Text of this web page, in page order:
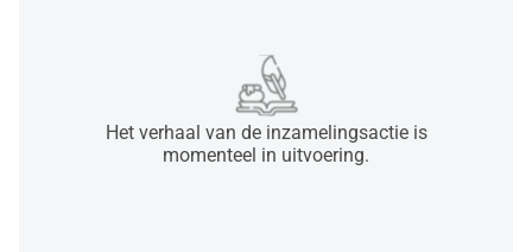
Het verhaal van de inzamelingsactie is
momenteel in uitvoering.